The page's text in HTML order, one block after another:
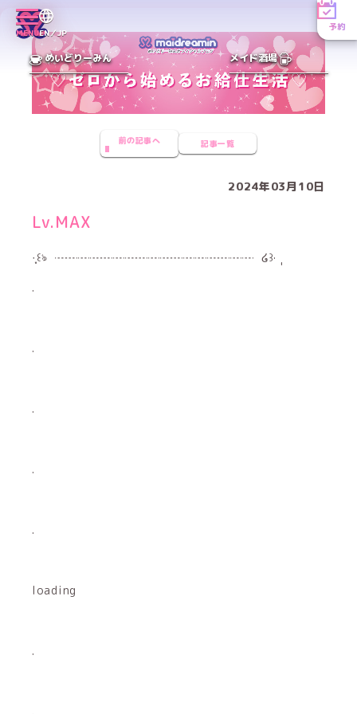
MENUEN／JP
予約
めいどりーみん メイド酒場
前の記事へ 記事一覧
2024年03月10日
Lv.MAX
·̩͙꒰ঌ ┈┈┈┈┈┈┈┈┈┈┈┈┈┈┈┈┈ ໒꒱·̩
.
.
.
.
.
loading
.